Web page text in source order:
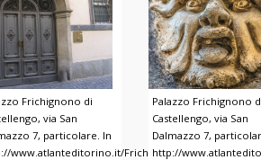
index.html
Frichignono di
via San
7, particolare. In
www.atlanteditorino.it/Frichignono/index.html
Palazzo Frichignono
Castellengo, via San
Dalmazzo 7,
http://